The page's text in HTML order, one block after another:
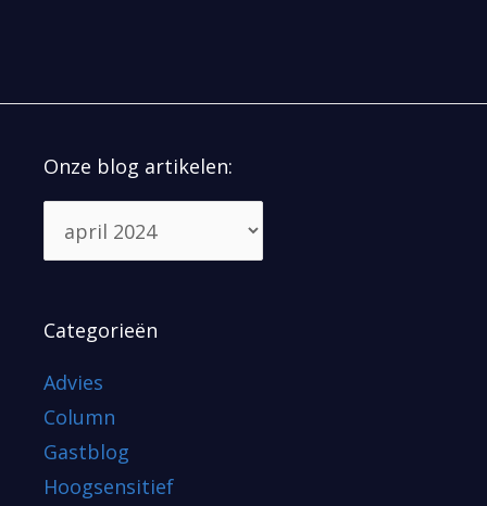
Onze blog artikelen:
Categorieën
Advies
Column
Gastblog
Hoogsensitief